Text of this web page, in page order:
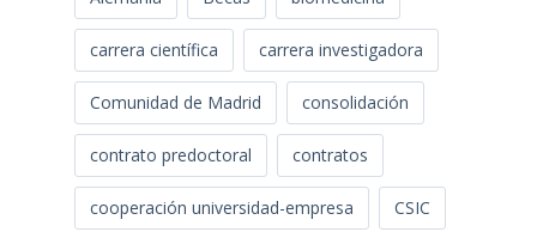
carrera científica carrera investigadora
Comunidad de Madrid consolidación
contrato predoctoral contratos
cooperación universidad-empresa CSIC